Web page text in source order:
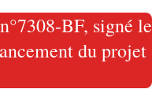
BF, signé le
du projet